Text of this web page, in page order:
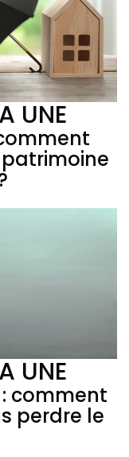
UNE
UNE
comment
perdre le